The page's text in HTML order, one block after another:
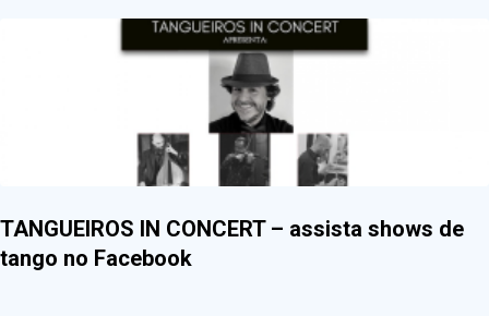
TANGUEIROS IN CONCERT – assista shows de
tango no Facebook